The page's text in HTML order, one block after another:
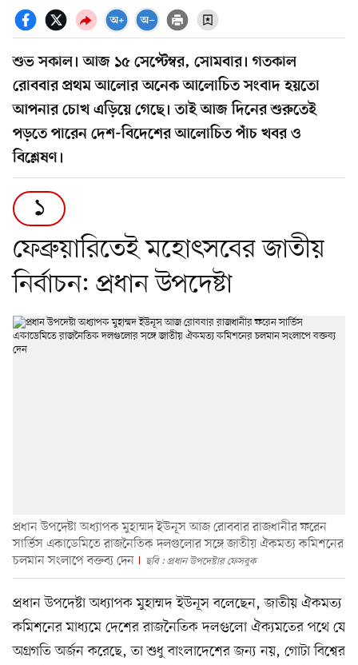
শুভ সকাল। আজ ১৫ সেপ্টেম্বর, সোমবার। গতকাল
রোববার প্রথম আলোর অনেক আলোচিত সংবাদ হয়তো
আপনার চোখ এড়িয়ে গেছে। তাই আজ দিনের শুরুতেই
পড়তে পারেন দেশ-বিদেশের আলোচিত পাঁচ খবর ও
বিশ্লেষণ।
১
ফেব্রুয়ারিতেই মহোৎসবের জাতীয়
নির্বাচন: প্রধান উপদেষ্টা
প্রধান উপদেষ্টা অধ্যাপক মুহাম্মদ ইউনূস আজ রোববার রাজধানীর ফরেন
সার্ভিস একাডেমিতে রাজনৈতিক দলগুলোর সঙ্গে জাতীয় ঐকমত্য কমিশনের
চলমান সংলাপে বক্তব্য দেন
ছবি : প্রধান উপদেষ্টার ফেসবুক
প্রধান উপদেষ্টা অধ্যাপক মুহাম্মদ ইউনূস বলেছেন, জাতীয় ঐকমত্য
কমিশনের মাধ্যমে দেশের রাজনৈতিক দলগুলো ঐক্যমতের পথে যে
অগ্রগতি অর্জন করেছে, তা শুধু বাংলাদেশের জন্য নয়, গোটা বিশ্বের